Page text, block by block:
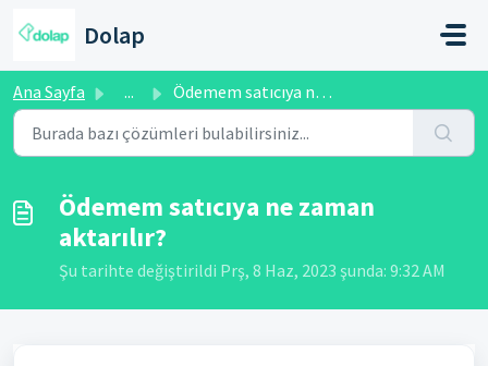
Dolap
Ana Sayfa ... Ödemem satıcıya ne zaman aktarılır?
Ödemem satıcıya ne zaman
aktarılır?
Şu tarihte değiştirildi Prş, 8 Haz, 2023 şunda: 9:32 AM